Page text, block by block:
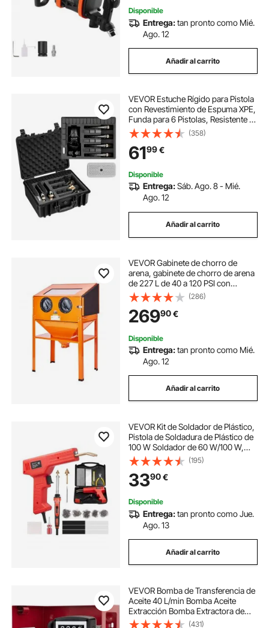
Disponible
Entrega:tan pronto como Mié.
Ago. 12
Añadir al carrito
VEVOR Estuche Rígido para Pistola
con Revestimiento de Espuma XPE,
Funda para 6 Pistolas, Resistente al
Agua y Polvo con Interior
Personalizable y Asa 475 x 415 x
215 mm, Negro, Cumple con la TSA
(358)
6199€
Disponible
Entrega:Sáb. Ago. 8 - Mié.
Ago. 12
Añadir al carrito
VEVOR Gabinete de chorro de
arena, gabinete de chorro de arena
de 227 L de 40 a 120 PSI con
soporte, chorro de arena de acero
resistente con pistola de chorro de
arena y 4 boquillas de cerámica
(286)
26990€
Disponible
Entrega:tan pronto como Mié.
Ago. 12
Añadir al carrito
VEVOR Kit de Soldador de Plástico,
Pistola de Soldadura de Plástico de
100 W Soldador de 60 W/100 W,
con 1000 Piezas de Grapas
Calientes y 60 Varillas para
Parachoques de Automóvil, 230 x
160 x 43 mm
(195)
3390€
Disponible
Entrega:tan pronto como Jue.
Ago. 13
Añadir al carrito
VEVOR Bomba de Transferencia de
Aceite 40 L/min Bomba Aceite
Extracción Bomba Extractora de
Aceite Bomba Trasvase Gasóleo
(431)